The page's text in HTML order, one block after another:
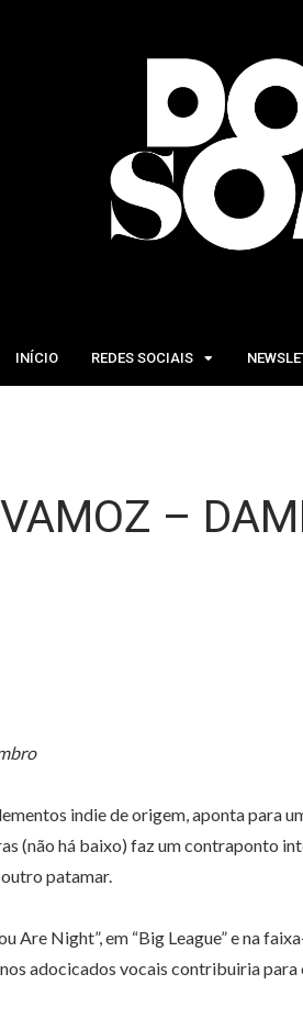
INÍCIO REDES SOCIAIS
–
indie de origem, aponta para
(não há baixo) faz um contraponto
patamar.
Are Night”, em “Big League” e na
adocicados vocais contribuiria para